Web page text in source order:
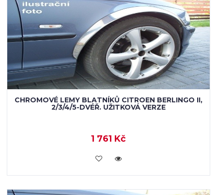
CHROMOVÉ LEMY BLATNÍKŮ CITROEN BERLINGO II,
2/3/4/5-DVÉŘ. UŽITKOVÁ VERZE
1 761 Kč
KOUPIT